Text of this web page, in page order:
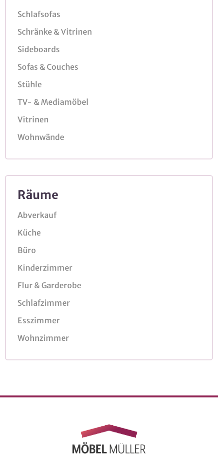
Schlafsofas
Schränke & Vitrinen
Sideboards
Sofas & Couches
Stühle
TV- & Mediamöbel
Vitrinen
Wohnwände
Räume
Abverkauf
Küche
Büro
Kinderzimmer
Flur & Garderobe
Schlafzimmer
Esszimmer
Wohnzimmer